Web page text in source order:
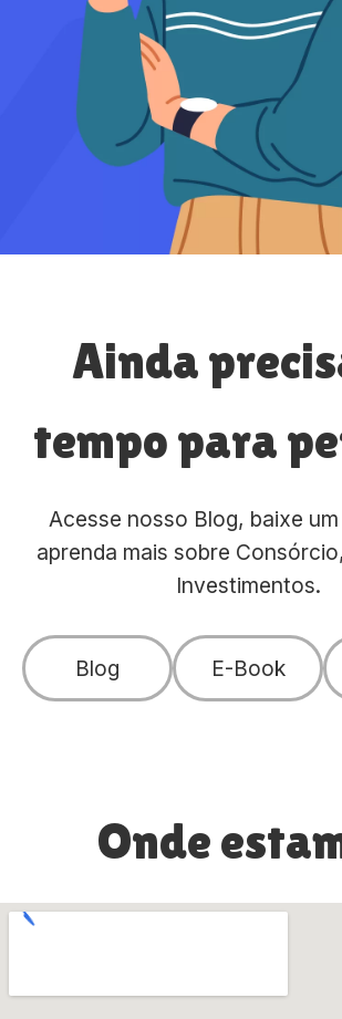
Ainda
tempo para
Acesse nosso Blog, baixe
aprenda mais sobre
Investimentos.
Blog E-Book
Onde